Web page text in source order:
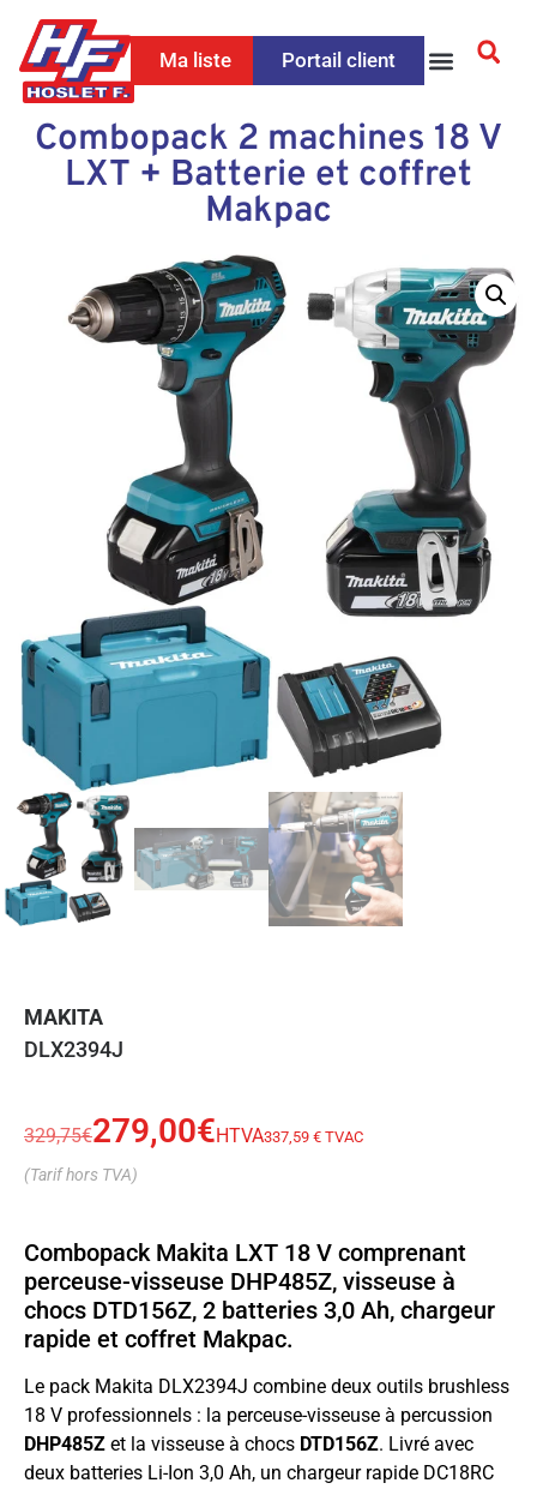
Ma liste Portail client
Combopack 2 machines 18 V
LXT + Batterie et coffret
Makpac
MAKITA
DLX2394J
329,75€279,00€HTVA337,59 € TVAC
(Tarif hors TVA)
Combopack Makita LXT 18 V comprenant
perceuse-visseuse DHP485Z, visseuse à
chocs DTD156Z, 2 batteries 3,0 Ah, chargeur
rapide et coffret Makpac.
Le pack Makita DLX2394J combine deux outils brushless
18 V professionnels : la perceuse-visseuse à percussion
DHP485Z et la visseuse à chocs DTD156Z. Livré avec
deux batteries Li-Ion 3,0 Ah, un chargeur rapide DC18RC